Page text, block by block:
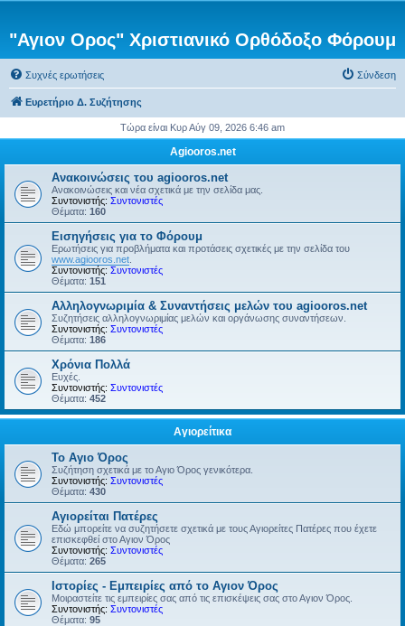
"Αγιον Ορος" Χριστιανικό Ορθόδοξο Φόρουμ
Συχνές ερωτήσεις Σύνδεση
Ευρετήριο Δ. Συζήτησης
Τώρα είναι Κυρ Αύγ 09, 2026 6:46 am
Agiooros.net
Ανακοινώσεις του agiooros.net
Ανακοινώσεις και νέα σχετικά με την σελίδα μας.
Συντονιστής: Συντονιστές
Θέματα: 160
Εισηγήσεις για το Φόρουμ
Ερωτήσεις για προβλήματα και προτάσεις σχετικές με την σελίδα του
www.agiooros.net
Συντονιστής: Συντονιστές
Θέματα: 151
Αλληλογνωριμία & Συναντήσεις μελών του agiooros.net
Συζητήσεις αλληλογνωριμίας μελών και οργάνωσης συναντήσεων.
Συντονιστής: Συντονιστές
Θέματα: 186
Χρόνια Πολλά
Ευχές.
Συντονιστής: Συντονιστές
Θέματα: 452
Αγιορείτικα
Το Αγιο Όρος
Συζήτηση σχετικά με το Αγιο Όρος γενικότερα.
Συντονιστής: Συντονιστές
Θέματα: 430
Αγιορείται Πατέρες
Εδώ μπορείτε να συζητήσετε σχετικά με τους Αγιορείτες Πατέρες που έχετε
επισκεφθεί στο Αγιον Όρος
Συντονιστής: Συντονιστές
Θέματα: 265
Ιστορίες - Εμπειρίες από το Αγιον Όρος
Μοιραστείτε τις εμπειρίες σας από τις επισκέψεις σας στο Αγιον Όρος.
Συντονιστής: Συντονιστές
Θέματα: 95